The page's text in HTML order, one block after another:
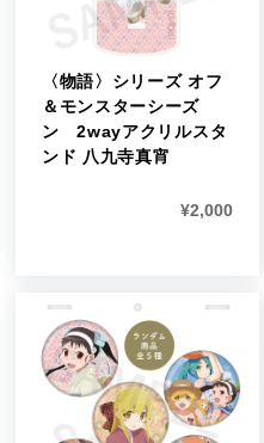
〈物語〉シリーズ オフ
＆モンスターシーズ
ン 2wayアクリルスタ
ンド 八九寺真宵
¥2,000